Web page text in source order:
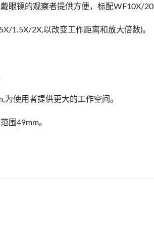
眼镜的观察者提供方便，标配WF10X/
1.5X/2X,以改变工作距离和放大倍数)。
使用者提供更大的工作空间。
围49mm。